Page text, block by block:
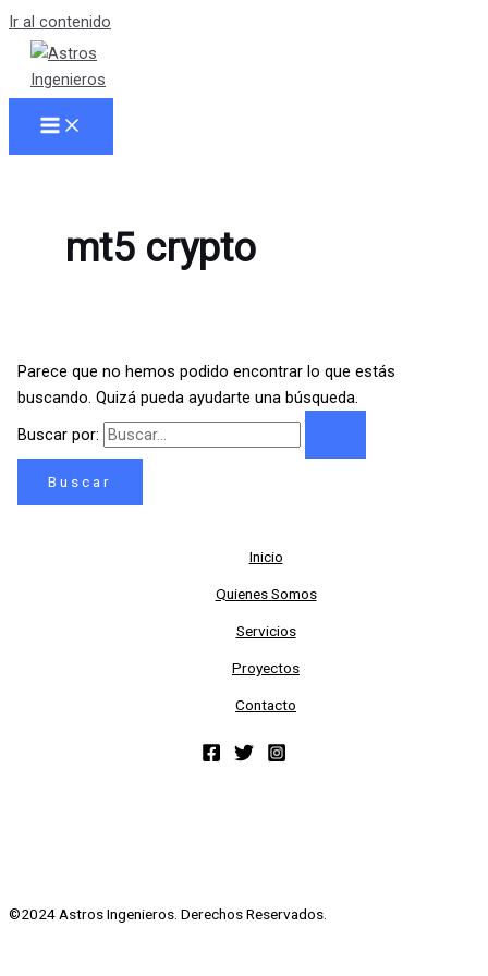
Ir al contenido
mt5 crypto
Parece que no hemos podido encontrar lo que estás
buscando. Quizá pueda ayudarte una búsqueda.
Buscar por:
Inicio
Quienes Somos
Servicios
Proyectos
Contacto
©2024 Astros Ingenieros. Derechos Reservados.